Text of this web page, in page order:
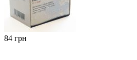
‍84‍ грн